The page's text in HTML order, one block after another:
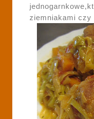
ziemniakami czy